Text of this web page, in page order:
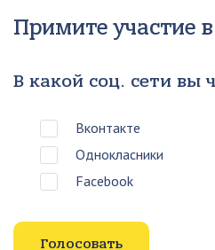
Примите участие
В какой соц. сети вы
Вконтакте
Однокласники
Facebook